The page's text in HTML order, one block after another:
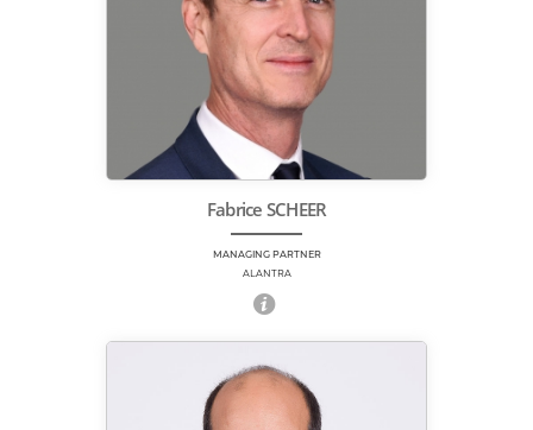
Fabrice SCHEER
MANAGING PARTNER
ALANTRA